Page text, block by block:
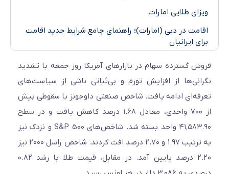
ویزای طلایی امارات
اقامت در دبی (امارات)؛ راهنمای جامع شرایط جدید اقامت
برای ایرانیان
فروش گسترده سهام در بازارهای آمریکا روز جمعه با تشدید
نگرانی‌ها از افزایش تورم و بی‌ثباتی ناشی از سیاست‌های
تعرفه‌ای ادامه یافت. شاخص صنعتی داوجونز با سقوطی بیش
از ۷۰۰ واحدی، معادل ۱.۶۸ درصد کاهش یافت و در سطح
۴۱٬۵۸۳.۹۰ واحد بسته شد. شاخص‌های S&P 500 و نزدک نیز
به ترتیب ۱.۹۷ و ۲.۷۰ درصد افت کردند. شاخص راسل ۲۰۰۰ نیز
۲.۲۰ درصد پایین آمد. در مقابل، قیمت طلا با رشد ۰.۸۲